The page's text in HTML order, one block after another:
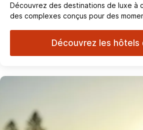
Découvrez des destinations de luxe à
des complexes conçus pour des
Découvrez les hôtels